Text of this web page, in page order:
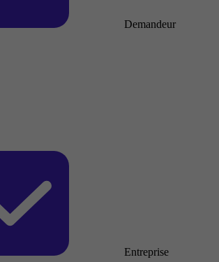
Demandeur
Entreprise